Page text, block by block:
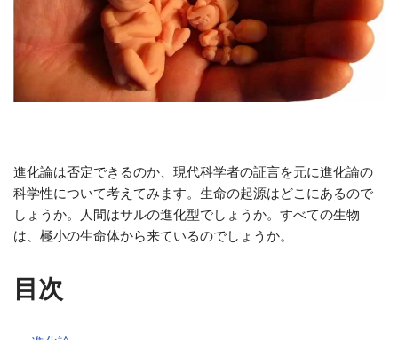
進化論は否定できるのか、現代科学者の証言を元に進化論の
科学性について考えてみます。生命の起源はどこにあるので
しょうか。人間はサルの進化型でしょうか。すべての生物
は、極小の生命体から来ているのでしょうか。
目次